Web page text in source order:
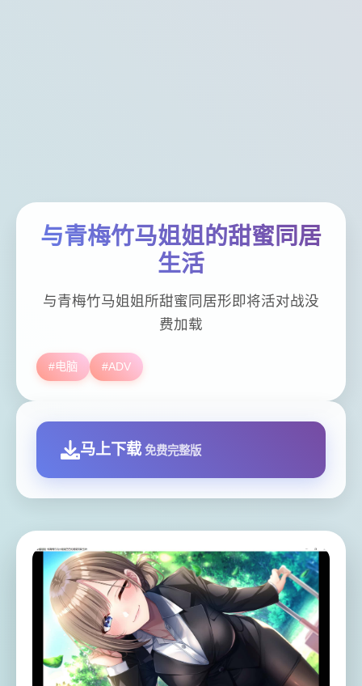
与青梅竹马姐姐的甜蜜同居
生活
与青梅竹马姐姐所甜蜜同居形即将活对战没
费加载
#电脑 #ADV
马上下载 免费完整版